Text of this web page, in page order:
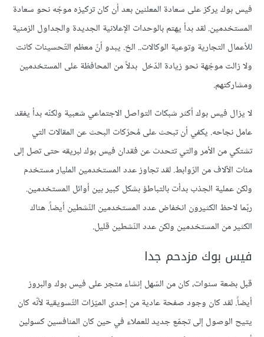
فيس بوك يركز على سعادة المعلنين بعد أن كان تركيزه موجّه نحو سعادة
المستخدمين. لقد بدأ يهتم بالوحدات الإعلانية الجديدة والجداول الزمنية
للأعمال التجارية وتوعية الوكالات.. الخ. يبدو أنّ معظم التّحسينات كانت
ولا زالت موجّهة نحو زيادة الدّخل بدلاً من المحافظة على المستخدمين
ومشاركتهم.
لا يزال فيس بوك أكثر شبكات التواصل الاجتماعي شعبية ولكنّه بدأ يفقد
عامل نجاحه. يكفي أن تبحث على مُحرّكات البحث عن المقالات التي
تشتكي من الأمر والتي تتحدث عن فقدان فيس بوك لبريقه حتى تصل إلى
مئات الآلاف من الرّوابط. لقد تجاوز عدد المستخدمين المليار مستخدم
ولكن عملية الجذب بدأت بالتباطؤ بشكل كبير بين أوائل المستخدمين.
ربّما لاحظ الكثيرون انخفاض عدد المستخدمين النّشطين أيضاً. هناك
الكثير من المستخدمين ولكن عدد النّشطين قليل.
فيس بوك مزدحم جدا
قبل بضعة سنوات، كان من السّهل إنشاء متجر على فيس بوك والبروز
أيضاً. لقد كان وجود صفحة عادية من إحدى الميّزات التّسويقية لأنّه كان
يتيح الوصول إلى تجمّع جديد للعملاء في حين كان المنافسين كسولين